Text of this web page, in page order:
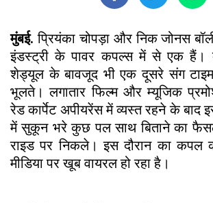
मुंबई.प्रियंका चोपड़ा और निक जोनस
इंडस्ट्री के पावर कपल्स में से एक हैं।
शेड्यूल के बावजूद भी एक दूसरे संग
भूलते। लगातार फिल्म और म्यूजिक
रेड कार्पेट अपीयरेंस में व्यस्त रहने के बाद
में सुकून भरे कुछ पल साथ बिताने का
राइड पर निकले। इस दौरान का कपल
मीडिया पर खूब वायरल हो रहा है।